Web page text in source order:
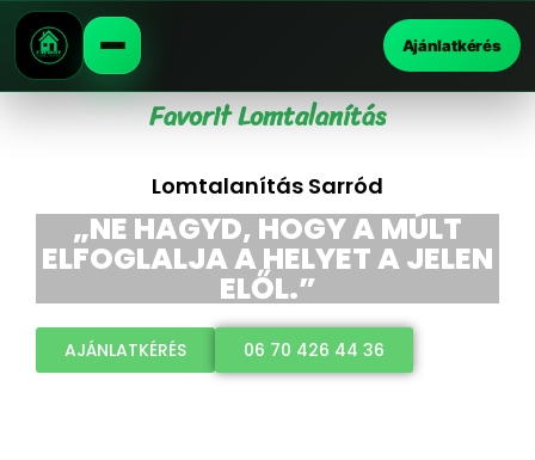
Ajánlatkérés
Favorit Lomtalanítás
Lomtalanítás Sarród
„NE HAGYD, HOGY A MÚLT
ELFOGLALJA A HELYET A JELEN
ELŐL.”
AJÁNLATKÉRÉS 06 70 426 44 36